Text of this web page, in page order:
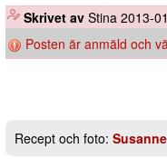
Skrivet av Stina 2013-
Posten är anmäld och
Recept och foto: